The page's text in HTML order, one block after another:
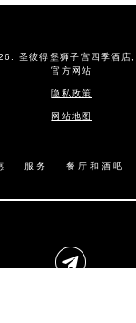
圣彼得堡狮子宫四季酒店,
官方网站
隐私政策
网站地图
服务 餐厅和酒吧